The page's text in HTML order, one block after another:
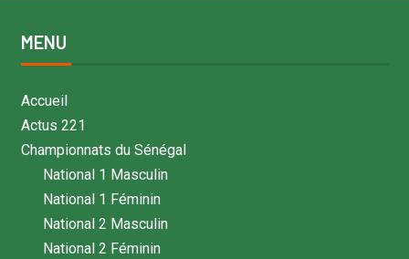
MENU
Accueil
Actus 221
Championnats du Sénégal
National 1 Masculin
National 1 Féminin
National 2 Masculin
National 2 Féminin